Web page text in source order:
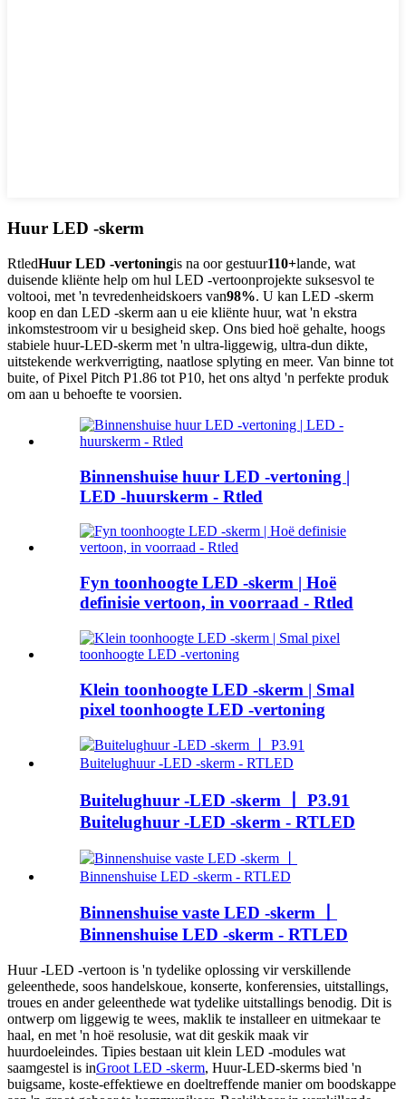
Huur LED -skerm
RtledHuur LED -vertoningis na oor gestuur110+lande, wat
duisende kliënte help om hul LED -vertoonprojekte suksesvol te
voltooi, met 'n tevredenheidskoers van98%. U kan LED -skerm
koop en dan LED -skerm aan u eie kliënte huur, wat 'n ekstra
inkomstestroom vir u besigheid skep. Ons bied hoë gehalte, hoogs
stabiele huur-LED-skerm met 'n ultra-liggewig, ultra-dun dikte,
uitstekende werkverrigting, naatlose splyting en meer. Van binne tot
buite, of Pixel Pitch P1.86 tot P10, het ons altyd 'n perfekte produk
om aan u behoefte te voorsien.
Binnenshuise huur LED -vertoning |
LED -huurskerm - Rtled
Fyn toonhoogte LED -skerm | Hoë
definisie vertoon, in voorraad - Rtled
Klein toonhoogte LED -skerm | Smal
pixel toonhoogte LED -vertoning
Buitelughuur -LED -skerm 丨 P3.91
Buitelughuur -LED -skerm - RTLED
Binnenshuise vaste LED -skerm 丨
Binnenshuise LED -skerm - RTLED
Huur -LED -vertoon is 'n tydelike oplossing vir verskillende
geleenthede, soos handelskoue, konserte, konferensies, uitstallings,
troues en ander geleenthede wat tydelike uitstallings benodig. Dit is
ontwerp om liggewig te wees, maklik te installeer en uitmekaar te
haal, en met 'n hoë resolusie, wat dit geskik maak vir
huurdoeleindes. Tipies bestaan ​​uit klein LED -modules wat
saamgestel is inGroot LED -skerm, Huur-LED-skerms bied 'n
buigsame, koste-effektiewe en doeltreffende manier om boodskappe